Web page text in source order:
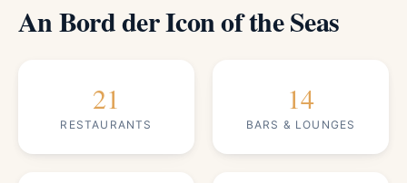
An Bord der Icon of the Seas
21
RESTAURANTS
14
BARS & LOUNGES